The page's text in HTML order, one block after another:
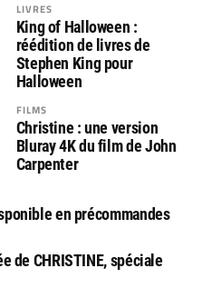
LIVRES
King of Halloween :
réédition de livres de
Stephen King pour
Halloween
FILMS
Christine : une version
Bluray 4K du film de John
Carpenter
en précommandes
de CHRISTINE, spéciale